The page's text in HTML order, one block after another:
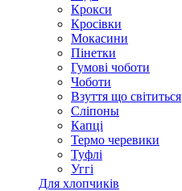
Крокси
Кросівки
Мокасини
Пінетки
Гумові чоботи
Чоботи
Взуття що світиться
Сліпоны
Капці
Термо черевики
Туфлі
Уггі
Для хлопчиків